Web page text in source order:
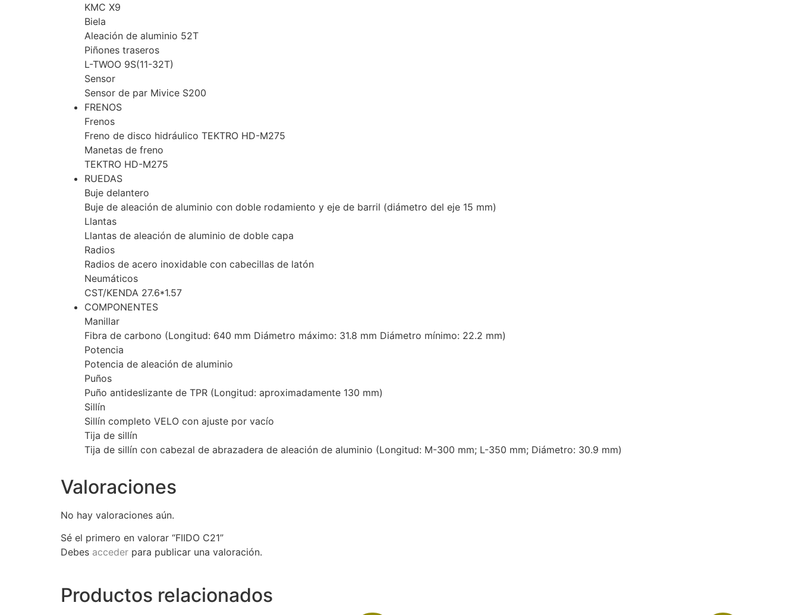
KMC X9
Biela
Aleación de aluminio 52T
Piñones traseros
L-TWOO 9S(11-32T)
Sensor
Sensor de par Mivice S200
FRENOS
Frenos
Freno de disco hidráulico TEKTRO HD-M275
Manetas de freno
TEKTRO HD-M275
RUEDAS
Buje delantero
Buje de aleación de aluminio con doble rodamiento y eje de barril (diámetro del eje 15 mm)
Llantas
Llantas de aleación de aluminio de doble capa
Radios
Radios de acero inoxidable con cabecillas de latón
Neumáticos
CST/KENDA 27.6*1.57
COMPONENTES
Manillar
Fibra de carbono (Longitud: 640 mm Diámetro máximo: 31.8 mm Diámetro mínimo: 22.2 mm)
Potencia
Potencia de aleación de aluminio
Puños
Puño antideslizante de TPR (Longitud: aproximadamente 130 mm)
Sillín
Sillín completo VELO con ajuste por vacío
Tija de sillín
Tija de sillín con cabezal de abrazadera de aleación de aluminio (Longitud: M-300 mm; L-350 mm; Diámetro: 30.9 mm)
Valoraciones
No hay valoraciones aún.
Sé el primero en valorar “FIIDO C21”
Debes acceder para publicar una valoración.
Productos relacionados